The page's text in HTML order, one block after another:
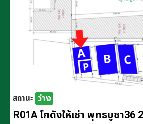
สถานะ ว่าง
R01A โกดังให้เช่า พุทธบูชา36